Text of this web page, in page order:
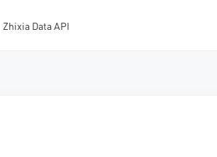
Zhixia Data API